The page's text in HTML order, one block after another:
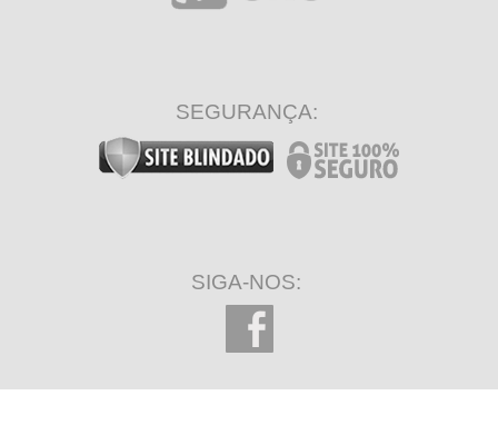
SEGURANÇA:
SIGA-NOS: